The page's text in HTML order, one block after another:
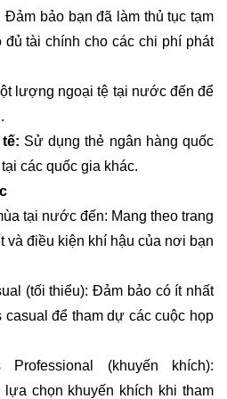
Đảm bảo bạn đã làm thủ tục tạm
tài chính cho các chi phí phát
lượng ngoại tệ tại nước đến để
Sử dụng thẻ ngân hàng quốc
các quốc gia khác.
tại nước đến: Mang theo trang
và điều kiện khí hậu của nơi bạn
(tối thiểu): Đảm bảo có ít nhất
casual để tham dự các cuộc họp
(khuyến khích):
lựa chọn khuyến khích khi tham